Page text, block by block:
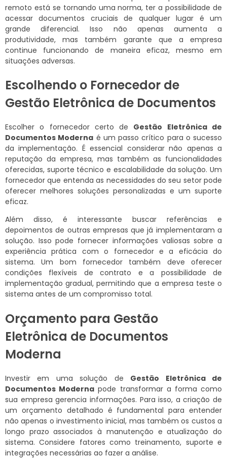
remoto está se tornando uma norma, ter a possibilidade de
acessar documentos cruciais de qualquer lugar é um
grande diferencial. Isso não apenas aumenta a
produtividade, mas também garante que a empresa
continue funcionando de maneira eficaz, mesmo em
situações adversas.
Escolhendo o Fornecedor de
Gestão Eletrônica de Documentos
Escolher o fornecedor certo de Gestão Eletrônica de
Documentos Moderna é um passo crítico para o sucesso
da implementação. É essencial considerar não apenas a
reputação da empresa, mas também as funcionalidades
oferecidas, suporte técnico e escalabilidade da solução. Um
fornecedor que entenda as necessidades do seu setor pode
oferecer melhores soluções personalizadas e um suporte
eficaz.
Além disso, é interessante buscar referências e
depoimentos de outras empresas que já implementaram a
solução. Isso pode fornecer informações valiosas sobre a
experiência prática com o fornecedor e a eficácia do
sistema. Um bom fornecedor também deve oferecer
condições flexíveis de contrato e a possibilidade de
implementação gradual, permitindo que a empresa teste o
sistema antes de um compromisso total.
Orçamento para Gestão
Eletrônica de Documentos
Moderna
Investir em uma solução de Gestão Eletrônica de
Documentos Moderna pode transformar a forma como
sua empresa gerencia informações. Para isso, a criação de
um orçamento detalhado é fundamental para entender
não apenas o investimento inicial, mas também os custos a
longo prazo associados à manutenção e atualização do
sistema. Considere fatores como treinamento, suporte e
integrações necessárias ao fazer a análise.